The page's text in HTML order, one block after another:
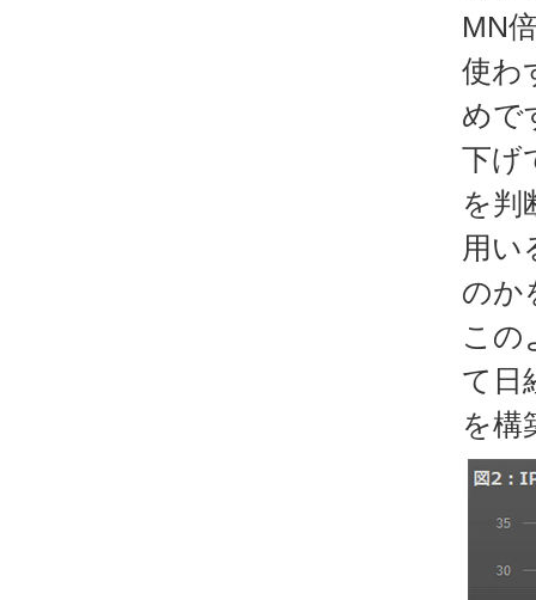
MN
使わ
めで
下げ
を判
用い
のか
この
て日
を構